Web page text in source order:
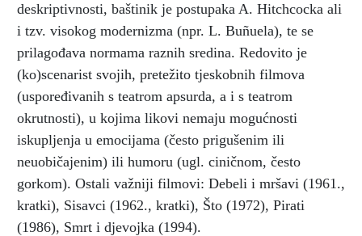
deskriptivnosti, baštinik je postupaka A. Hitchcocka ali
i tzv. visokog modernizma (npr. L. Buñuela), te se
prilagođava normama raznih sredina. Redovito je
(ko)scenarist svojih, pretežito tjeskobnih filmova
(uspoređivanih s teatrom apsurda, a i s teatrom
okrutnosti), u kojima likovi nemaju mogućnosti
iskupljenja u emocijama (često prigušenim ili
neuobičajenim) ili humoru (ugl. ciničnom, često
gorkom). Ostali važniji filmovi: Debeli i mršavi (1961.,
kratki), Sisavci (1962., kratki), Što (1972), Pirati
(1986), Smrt i djevojka (1994).